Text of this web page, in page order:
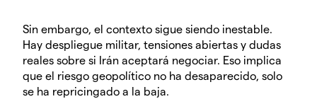
Sin embargo, el contexto sigue siendo inestable.
Hay despliegue militar, tensiones abiertas y dudas
reales sobre si Irán aceptará negociar. Eso implica
que el riesgo geopolítico no ha desaparecido, solo
se ha repricingado a la baja.